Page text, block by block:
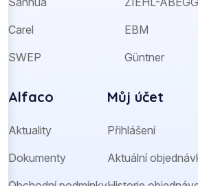
Carel
SWEP
EBM
Güntner
Alfaco
Aktuality
Dokumenty
Můj účet
Přihlášení
Aktuální